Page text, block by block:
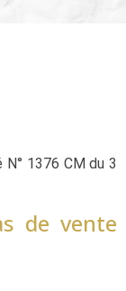
1376 CM du 3
de vente